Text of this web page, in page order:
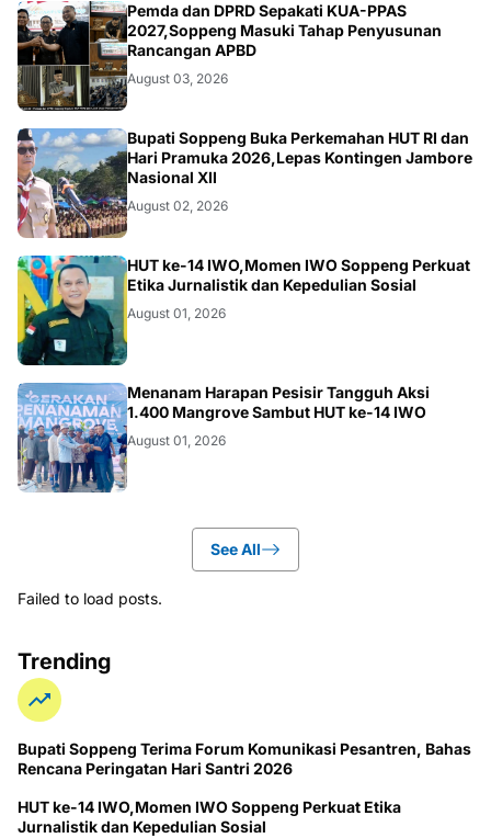
NEWS
Pemda dan DPRD Sepakati KUA-PPAS
2027,Soppeng Masuki Tahap Penyusunan
Rancangan APBD
August 03, 2026
NEWS
Bupati Soppeng Buka Perkemahan HUT RI dan
Hari Pramuka 2026,Lepas Kontingen Jambore
Nasional XII
August 02, 2026
NEWS
HUT ke-14 IWO,Momen IWO Soppeng Perkuat
Etika Jurnalistik dan Kepedulian Sosial
August 01, 2026
NEWS
Menanam Harapan Pesisir Tangguh Aksi
1.400 Mangrove Sambut HUT ke-14 IWO
August 01, 2026
See All
Failed to load posts.
Trending
Bupati Soppeng Terima Forum Komunikasi Pesantren, Bahas
Rencana Peringatan Hari Santri 2026
HUT ke-14 IWO,Momen IWO Soppeng Perkuat Etika
Jurnalistik dan Kepedulian Sosial